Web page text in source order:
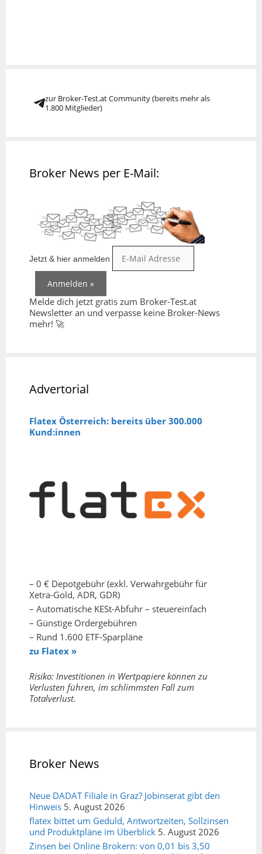
zur Broker-Test.at Community (bereits mehr als
1.800 Mitglieder)
Broker News per E-Mail:
Jetzt & hier anmelden
Melde dich jetzt gratis zum Broker-Test.at
Newsletter an und verpasse keine Broker-News
mehr! 🚀
Advertorial
Flatex Österreich: bereits über 300.000
Kund:innen
– 0 € Depotgebühr (exkl. Verwahrgebühr für
Xetra-Gold, ADR, GDR)
– Automatische KESt-Abfuhr – steuereinfach
– Günstige Ordergebühren
– Rund 1.600 ETF-Sparpläne
zu Flatex »
Risiko: Investitionen in Wertpapiere können zu
Verlusten führen, im schlimmsten Fall zum
Totalverlust.
Broker News
Neue DADAT Filiale in Graz? Jobinserat gibt den
Hinweis 5. August 2026
flatex bittet um Geduld, Antwortzeiten, Sollzinsen
und Produktpläne im Überblick 5. August 2026
Zinsen bei Online Brokern: von 0,01 bis 3,50